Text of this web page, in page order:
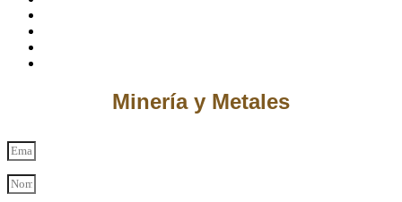
Minería y Metales